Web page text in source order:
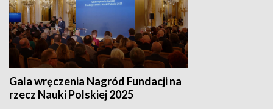
Gala wręczenia Nagród Fundacji na
rzecz Nauki Polskiej 2025